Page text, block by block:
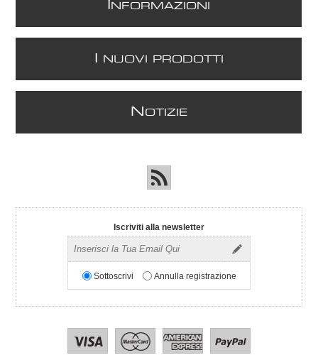
NFORMAZIONI
NUOVI PRODOTTI
N OTIZIE
Iscriviti alla newsletter
Sottoscrivi Annulla registrazione